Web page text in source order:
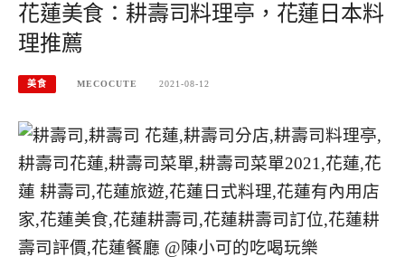
花蓮美食：耕壽司料理亭，花蓮日本料
理推薦
美食 MECOCUTE 2021-08-12